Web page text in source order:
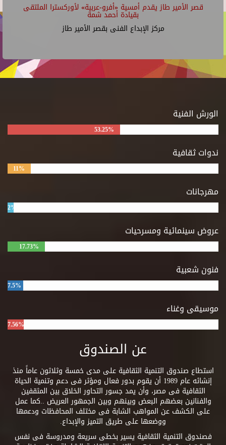
قصر الأمير طاز يقدم أمسية «أفرو-عربية» لأوركسترا الملتقى
بقيادة أحمد شمة
مركز الإبداع الفنى بقصر الأمير طاز
الورش الفنية
53.25%
ندوات ثقافية
11%
مهرجانات
2%
عروض سينمائية ومسرحيات
17.73%
فنون شعبية
7.5%
موسيقى وغناء
7.56%
عن الصندوق
استطاع صندوق التنمية الثقافية على مدى خمسة وثلاثون عاماً منذ
إنشائه عام 1989 أن يقوم بدور فعال ومؤثر فى دعم وتنمية الحياة
الثقافية فى مصر، وأن يمد جسور التحاور الخلاق بين المثقفين
والفنانين بعضهم البعض وبينهم وبين الجمهور العريض ..كما عمل
على الكشف عن المواهب الشابة فى مختلف المحافظات ودعمها
ووضعها على طريق التميز والإبداع.
فصندوق التنمية الثقافية يسير بخطى سريعة ومدروسة فى نفس